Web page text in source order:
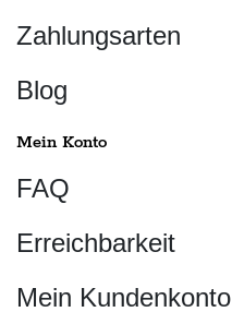
Zahlungsarten
Blog
Mein Konto
FAQ
Erreichbarkeit
Mein Kundenkonto